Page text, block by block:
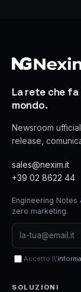
La rete che
mondo.
Newsroom
release,
sales@nexim.it
+39 02 8622 44
Engineering
zero marketing.
Accetto l\'
SOLUZIONI